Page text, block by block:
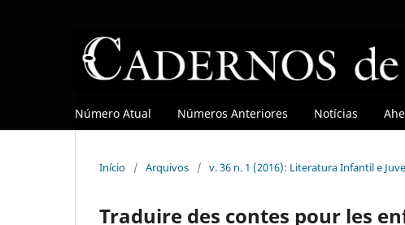
Número Atual Números Anteriores Notícias
Início / Arquivos / v. 36 n. 1 (2016): Literatura Infantil e
Traduire des contes pour les